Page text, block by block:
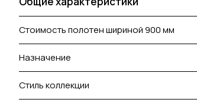
Стоимость полотен шириной 900 мм
Назначение
Стиль коллекции